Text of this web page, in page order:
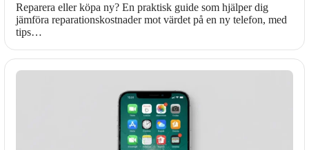
Reparera eller köpa ny? En praktisk guide som hjälper dig
jämföra reparationskostnader mot värdet på en ny telefon, med
tips…